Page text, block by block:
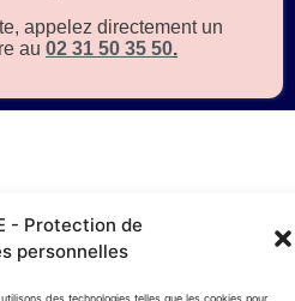
- Protection de
personnelles
des technologies telles que les cookies pour
de site– Une production MetricsValue
appelez directement un
au 02 31 50 35 50.